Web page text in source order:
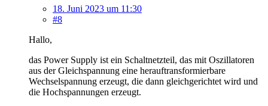
18. Juni 2023 um 11:30
#8
Hallo,
das Power Supply ist ein Schaltnetzteil, das mit Oszillatoren
aus der Gleichspannung eine herauftransformierbare
Wechselspannung erzeugt, die dann gleichgerichtet wird und
die Hochspannungen erzeugt.